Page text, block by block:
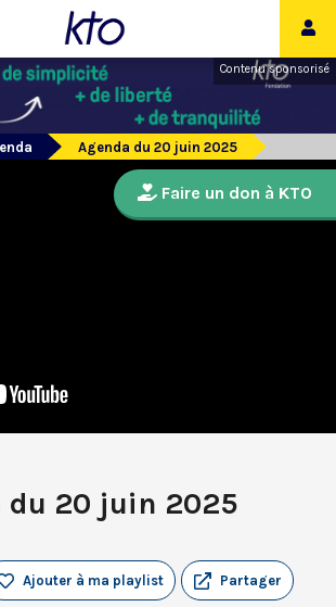
Contenu sponsorisé
Agenda du 20 juin 2025
du 20 juin 2025
Partager
Ajouter à ma playlist
Faire un don à KTO